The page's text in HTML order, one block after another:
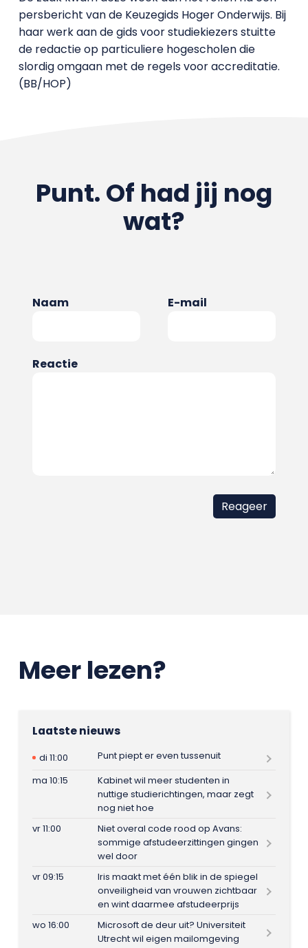
persbericht van de Keuzegids Hoger Onderwijs. Bij
haar werk aan de gids voor studiekiezers stuitte
de redactie op particuliere hogescholen die
slordig omgaan met de regels voor accreditatie.
(BB/HOP)
Punt. Of had jij nog
wat?
Naam E-mail
Reactie
Meer lezen?
Laatste nieuws
di 11:00
Punt piept er even tussenuit
ma 10:15
Kabinet wil meer studenten in
nuttige studierichtingen, maar zegt
nog niet hoe
vr 11:00
Niet overal code rood op Avans:
sommige afstudeerzittingen gingen
wel door
vr 09:15
Iris maakt met één blik in de spiegel
onveiligheid van vrouwen zichtbaar
en wint daarmee afstudeerprijs
wo 16:00
Microsoft de deur uit? Universiteit
Utrecht wil eigen mailomgeving